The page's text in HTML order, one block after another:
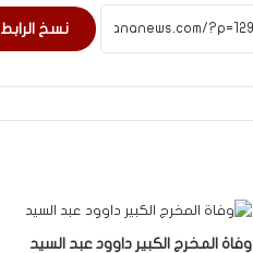
نسخ الرابط
وفاة المخرج الكبير داوود عبد السيد